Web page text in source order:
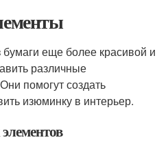
еще более красивой и
различные
помогут создать
изюминку в интерьер.